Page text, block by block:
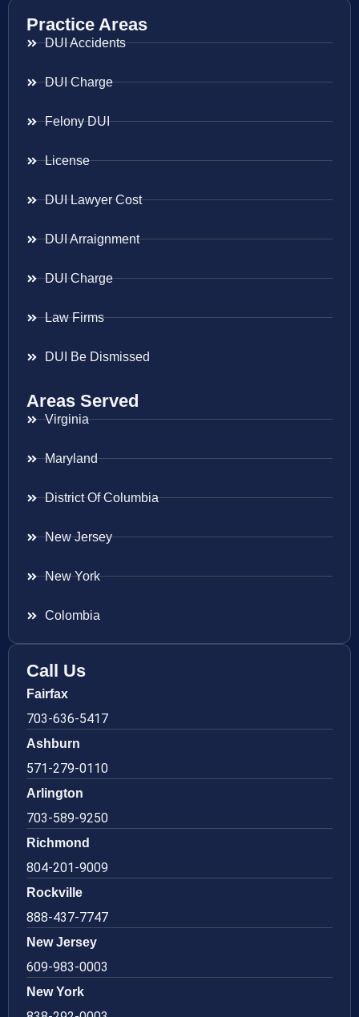
Practice Areas
DUI Accidents
DUI Charge
Felony DUI
License
DUI Lawyer Cost
DUI Arraignment
DUI Charge
Law Firms
DUI Be Dismissed
Areas Served
Virginia
Maryland
District Of Columbia
New Jersey
New York
Colombia
Call Us
Fairfax
703-636-5417
Ashburn
571-279-0110
Arlington
703-589-9250
Richmond
804-201-9009
Rockville
888-437-7747
New Jersey
609-983-0003
New York